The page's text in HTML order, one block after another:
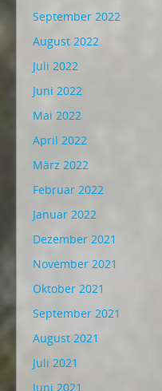
September 2022
August 2022
Juli 2022
Juni 2022
Mai 2022
April 2022
März 2022
Februar 2022
Januar 2022
Dezember 2021
November 2021
Oktober 2021
September 2021
August 2021
Juli 2021
Juni 2021